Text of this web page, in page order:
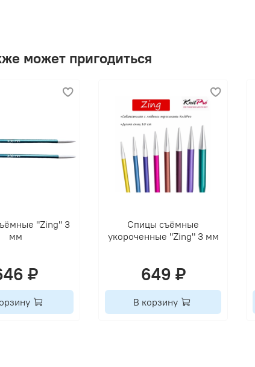
может пригодиться
"Zing" 3
мм
₽
Спицы съёмные
укороченные "Zing" 3 мм
649 ₽
В корзину